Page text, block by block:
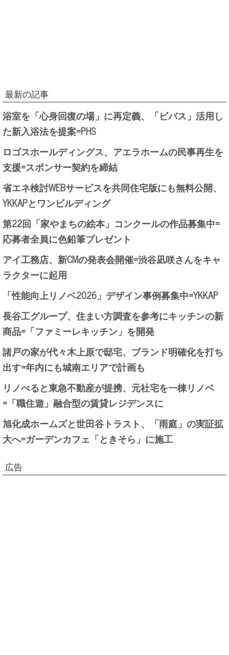
最新の記事
浴室を「心身回復の場」に再定義、「ビバス」活用し
た新入浴法を提案=PHS
ロゴスホールディングス、アエラホームの民事再生を
支援=スポンサー契約を締結
省エネ検討WEBサービスを共同住宅版にも無料公開、
YKKAPとワンビルディング
第22回「家やまちの絵本」コンクールの作品募集中=
応募者全員に色鉛筆プレゼント
アイ工務店、新CMの発表会開催=渋谷凪咲さんをキャ
ラクターに起用
「性能向上リノベ2026」デザイン事例募集中=YKKAP
長谷工グループ、住まい方調査を参考にキッチンの新
商品=「ファミーレキッチン」を開発
諸戸の家が代々木上原で邸宅、ブランド明確化を打ち
出す=年内にも城南エリアで計画も
リノべると東急不動産が提携、元社宅を一棟リノベ
=「職住遊」融合型の賃貸レジデンスに
旭化成ホームズと世田谷トラスト、「雨庭」の実証拡
大へ=ガーデンカフェ「ときそら」に施工
広告